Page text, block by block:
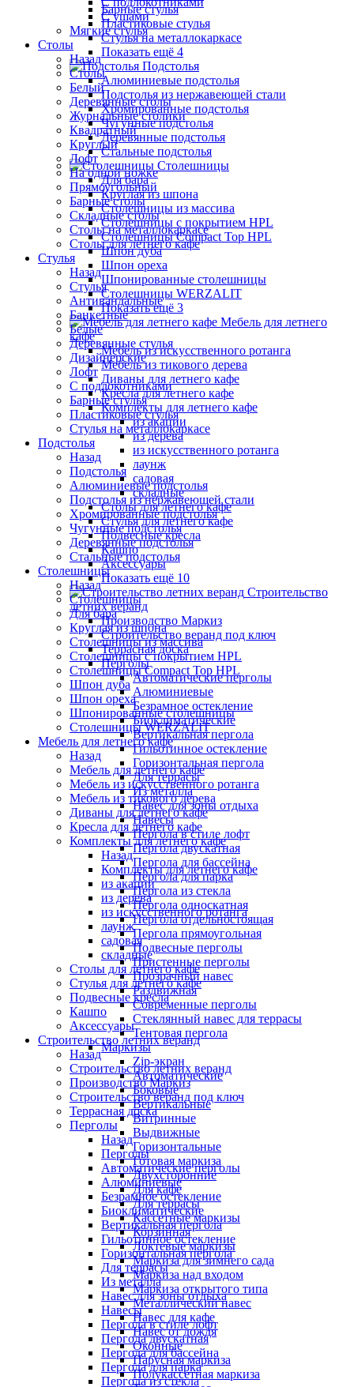
Барные стулья
Пластиковые стулья
Стулья на металлокаркасе
Показать ещё 4
Подстолья
Алюминиевые подстолья
Подстолья из нержавеющей стали
Хромированные подстолья
Чугунные подстолья
Деревянные подстолья
Стальные подстолья
Столешницы
Для бара
Круглая из шпона
Столешницы из массива
Столешницы с покрытием HPL
Столешницы Сompact Top HPL
Шпон дуба
Шпон ореха
Шпонированные столешницы
Столешницы WERZALIT
Показать ещё 3
Мебель для летнего
кафе
Мебель из искусственного ротанга
Мебель из тикового дерева
Диваны для летнего кафе
Кресла для летнего кафе
Комплекты для летнего кафе
из акации
из дерева
из искусственного ротанга
лаунж
садовая
складные
Столы для летнего кафе
Стулья для летнего кафе
Подвесные кресла
Кашпо
Аксессуары
Показать ещё 10
Строительство
летних веранд
Производство Маркиз
Строительство веранд под ключ
Террасная доска
Перголы
Автоматические перголы
Алюминиевые
Безрамное остекление
Биоклиматические
Вертикальная пергола
Гильотинное остекление
Горизонтальная пергола
Для террасы
Из металла
Навес для зоны отдыха
Навесы
Пергола в стиле лофт
Пергола двускатная
Пергола для бассейна
Пергола для парка
Пергола из стекла
Пергола односкатная
Пергола отдельностоящая
Пергола прямоугольная
Подвесные перголы
Пристенные перголы
Прозрачный навес
Раздвижная
Современные перголы
Стеклянный навес для террасы
Тентовая пергола
Маркизы
Zip-экран
Автоматические
Боковые
Вертикальные
Витринные
Выдвижные
Горизонтальные
Готовая маркиза
Двухсторонние
Для кафе
Для террасы
Кассетные маркизы
Корзинная
Локтевые маркизы
Маркиза для зимнего сада
Маркиза над входом
Маркиза открытого типа
Металлический навес
Навес для кафе
Навес от дождя
Оконные
Парусная маркиза
Полукассетная маркиза
С ушами
Мягкие стулья
Столы
Назад
Столы
Белый
Деревянные столы
Журнальные столики
Квадратный
Круглый
Лофт
На одной ножке
Прямоугольный
Барные столы
Складные столы
Столы на металлокаркасе
Столы для летнего кафе
Стулья
Назад
Стулья
Антивандальные
Банкетные
Белые
Деревянные стулья
Дизайнерские
Лофт
С подлокотниками
Барные стулья
Пластиковые стулья
Стулья на металлокаркасе
Подстолья
Назад
Подстолья
Алюминиевые подстолья
Подстолья из нержавеющей стали
Хромированные подстолья
Чугунные подстолья
Деревянные подстолья
Стальные подстолья
Столешницы
Назад
Столешницы
Для бара
Круглая из шпона
Столешницы из массива
Столешницы с покрытием HPL
Столешницы Сompact Top HPL
Шпон дуба
Шпон ореха
Шпонированные столешницы
Столешницы WERZALIT
Мебель для летнего кафе
Назад
Мебель для летнего кафе
Мебель из искусственного ротанга
Мебель из тикового дерева
Диваны для летнего кафе
Кресла для летнего кафе
Комплекты для летнего кафе
Назад
Комплекты для летнего кафе
из акации
из дерева
из искусственного ротанга
лаунж
садовая
складные
Столы для летнего кафе
Стулья для летнего кафе
Подвесные кресла
Кашпо
Аксессуары
Строительство летних веранд
Назад
Строительство летних веранд
Производство Маркиз
Строительство веранд под ключ
Террасная доска
Перголы
Назад
Перголы
Автоматические перголы
Алюминиевые
Безрамное остекление
Биоклиматические
Вертикальная пергола
Гильотинное остекление
Горизонтальная пергола
Для террасы
Из металла
Навес для зоны отдыха
Навесы
Пергола в стиле лофт
Пергола двускатная
Пергола для бассейна
Пергола для парка
Пергола из стекла